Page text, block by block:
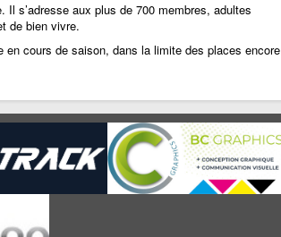
s’adresse aux plus de 700 membres, adultes
de bien vivre.
en cours de saison, dans la limite des places encore